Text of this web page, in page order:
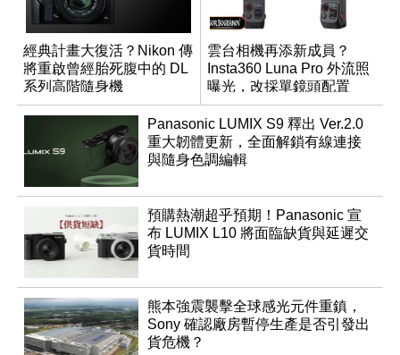
經典計畫大復活？Nikon 傳
將重啟曾經胎死腹中的 DL
系列高階隨身機
雲台相機再添新成員？
Insta360 Luna Pro 外流照
曝光，改採單鏡頭配置
Panasonic LUMIX S9 釋出 Ver.2.0
重大韌體更新，全面解鎖有線連接
與隨身色調編輯
預購熱潮超乎預期！Panasonic 宣
布 LUMIX L10 將面臨缺貨與延遲交
貨時間
熊本強震襲擊全球感光元件重鎮，
Sony 確認廠房暫停生產是否引發出
貨危機？